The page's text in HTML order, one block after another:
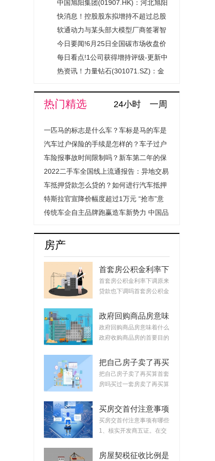
占其市值4.5%-焦点
短讯
中国旭阳集团(01907.HK)：河北旭阳
能源获国智启旭基金注资4.95亿元|最
资讯
快消息！控股股东拟增持不超过总股
本2% 云南城投获持续增持支持释放
稳定预期信号
软通动力与某头部大模型厂商签署智
算服务协议
今日要闻!6月25日全国碳市场收盘价
83.12元／吨 较前一日上涨0.53%
每日看点!1公司获得增持评级-更新中
热资讯！力量钻石(301071.SZ)：金
模市场化应用阶段
热门精选 24小时 一周
一匹马的标志是什么车？车标是马的车是
什么汽车？
汽车过户保险的手续是怎样的？车子过户
保险费用会上涨吗？
车险报事故时间限制吗？新车第二年的保
险怎么买？
2022二手车全国线上流通报告：异地交易
量提升超1.4倍成绝对主流
车抵押贷款怎么贷的？如何进行汽车抵押
贷款程序是怎样的？
特斯拉官宣降价幅度超过1万元 “抢市”意
图明显
传统车企自主品牌跑赢造车新势力 中国品
房产
首套房公积金利率下
调原来贷款也下调
吗？公积金贷款会随
吗？
首套房公积金利率下调原来
贷款也下调吗首套房公积金
政府回购商品房意味
着什么？政府回购安
置房价格如何定？
政府回购商品房意味着什么
政府收购商品房的首要目的
把自己房子卖了再买
算首套房吗？把房子
卖掉再买房子算二套
把自己房子卖了再买算首套
房吗买过一套房卖了再买算
买房交首付注意事项
有哪些？买房交完首
付款后接下来的流程
买房交首付注意事项有哪些
1、核实开发商五证。在交
房屋契税征收比例是